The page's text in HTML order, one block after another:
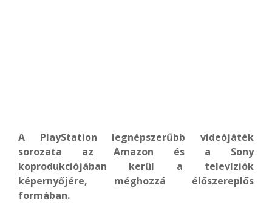
A PlayStation legnépszerűbb videójáték
sorozata az Amazon és a Sony
koprodukciójában kerül a televíziók
képernyőjére, méghozzá élőszereplős
formában.